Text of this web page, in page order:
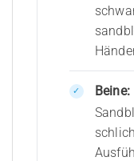
Beine: